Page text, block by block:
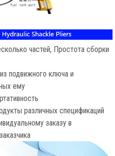
частей, Простота сборки
подвижного ключа и
ему
различных спецификаций
заказу в